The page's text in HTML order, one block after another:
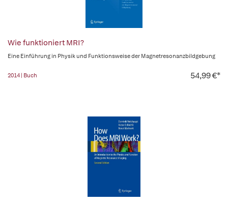
Wie funktioniert MRI?
Eine Einführung in Physik und Funktionsweise der Magnetresonanzbildgebung
2014 | Buch 54,99 €*